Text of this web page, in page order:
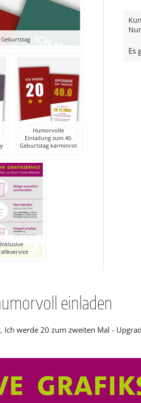
Humorvolle
Einladung zum 40.
Geburtstag karminrot
Inklusive
Es
einladen
werde 20 zum zweiten Mal -